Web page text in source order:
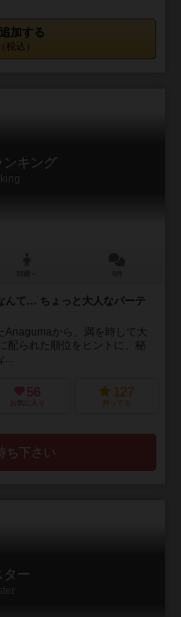
加する
税込）
ンキング
んて… ちょっと大人なパーテ
から、満を時して大
配られた順位をヒントに、秘
...
56
お気に入り
127
持ってる
ち下さい
ター